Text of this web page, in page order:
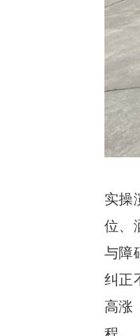
实操
位、
与障
纠正
高涨